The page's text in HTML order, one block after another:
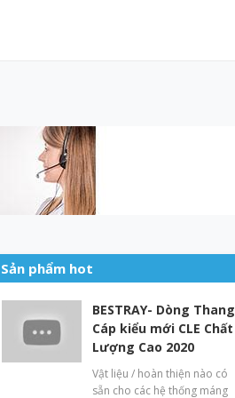
Sản phẩm hot
BESTRAY- Dòng Thang
Cáp kiểu mới CLE Chất
Lượng Cao 2020
Vật liệu / hoàn thiện nào có
sẵn cho các hệ thống máng